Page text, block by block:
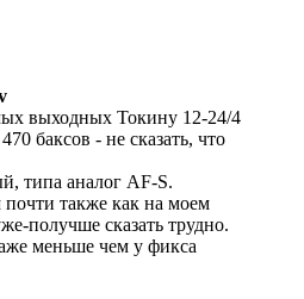
выходных Токину 12-24/4
баксов - не сказать, что
типа аналог AF-S.
также как на моем
получше сказать трудно.
меньше чем у фикса